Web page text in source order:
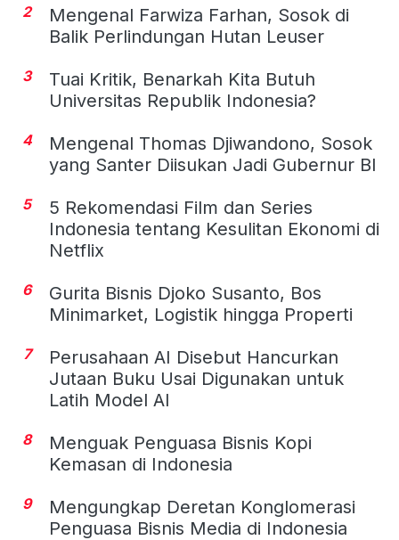
2
Mengenal Farwiza Farhan, Sosok di
Balik Perlindungan Hutan Leuser
3
Tuai Kritik, Benarkah Kita Butuh
Universitas Republik Indonesia?
4
Mengenal Thomas Djiwandono, Sosok
yang Santer Diisukan Jadi Gubernur BI
5
5 Rekomendasi Film dan Series
Indonesia tentang Kesulitan Ekonomi di
Netflix
6
Gurita Bisnis Djoko Susanto, Bos
Minimarket, Logistik hingga Properti
7
Perusahaan AI Disebut Hancurkan
Jutaan Buku Usai Digunakan untuk
Latih Model AI
8
Menguak Penguasa Bisnis Kopi
Kemasan di Indonesia
9
Mengungkap Deretan Konglomerasi
Penguasa Bisnis Media di Indonesia